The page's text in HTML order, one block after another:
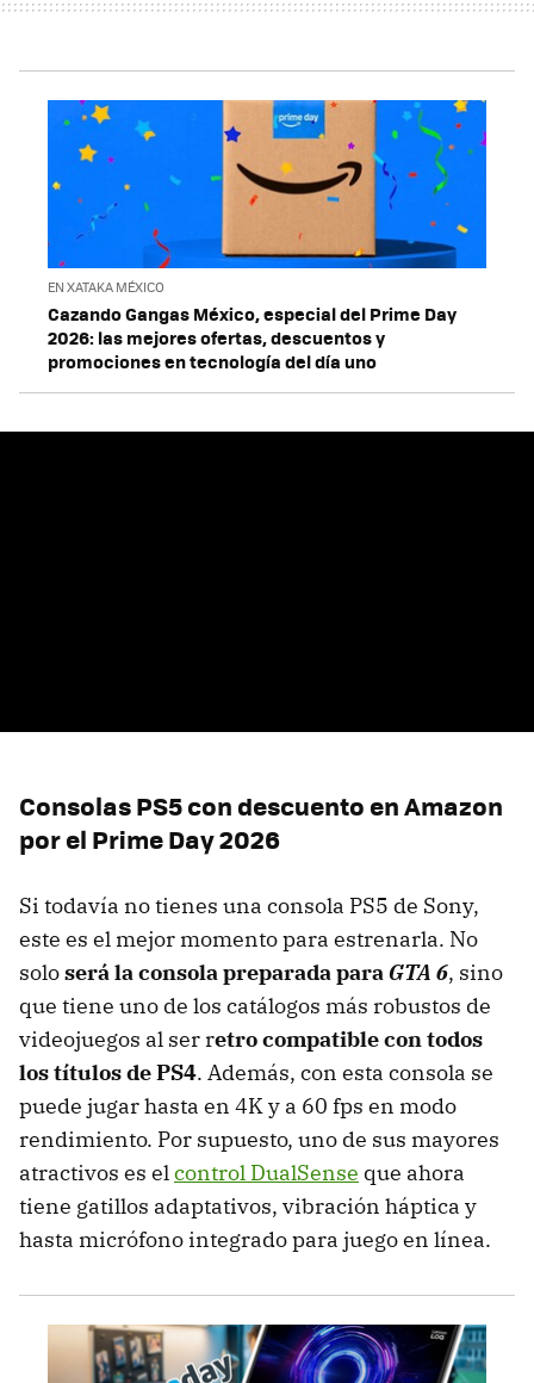
EN XATAKA MÉXICO
Cazando Gangas México, especial del Prime Day
2026: las mejores ofertas, descuentos y
promociones en tecnología del día uno
Consolas PS5 con descuento en Amazon
por el Prime Day 2026
Si todavía no tienes una consola PS5 de Sony,
este es el mejor momento para estrenarla. No
soloserá la consola preparada paraGTA 6, sino
que tiene uno de los catálogos más robustos de
videojuegos al ser retro compatible con todos
los títulos de PS4. Además, con esta consola se
puede jugar hasta en 4K y a 60 fps en modo
rendimiento. Por supuesto, uno de sus mayores
atractivos es elcontrol DualSense que ahora
tiene gatillos adaptativos, vibración háptica y
hasta micrófono integrado para juego en línea.